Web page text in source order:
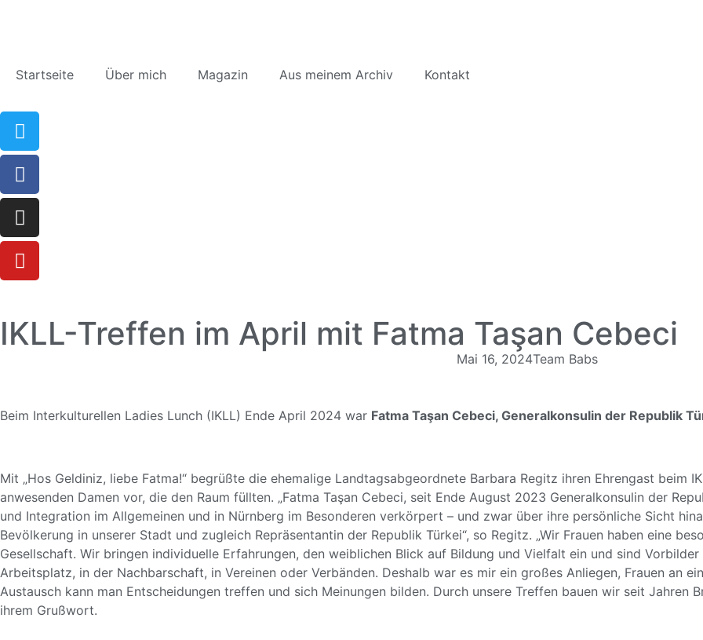
Startseite Über mich Magazin Aus meinem Archiv Kontakt
IKLL-Treffen im April mit Fatma Taşan Cebeci
Mai 16, 2024Team Babs
Beim Interkulturellen Ladies Lunch (IKLL) Ende April 2024 war Fatma Taşan Cebeci, Generalkonsulin der Republik
Mit „Hos Geldiniz, liebe Fatma!“ begrüßte die ehemalige Landtagsabgeordnete Barbara Regitz ihren Ehrengast beim
anwesenden Damen vor, die den Raum füllten. „Fatma Taşan Cebeci, seit Ende August 2023 Generalkonsulin der
und Integration im Allgemeinen und in Nürnberg im Besonderen verkörpert – und zwar über ihre persönliche Sicht
Bevölkerung in unserer Stadt und zugleich Repräsentantin der Republik Türkei“, so Regitz. „Wir Frauen haben eine
Gesellschaft. Wir bringen individuelle Erfahrungen, den weiblichen Blick auf Bildung und Vielfalt ein und sind
Arbeitsplatz, in der Nachbarschaft, in Vereinen oder Verbänden. Deshalb war es mir ein großes Anliegen, Frauen an
Austausch kann man Entscheidungen treffen und sich Meinungen bilden. Durch unsere Treffen bauen wir seit Jahren
ihrem Grußwort.